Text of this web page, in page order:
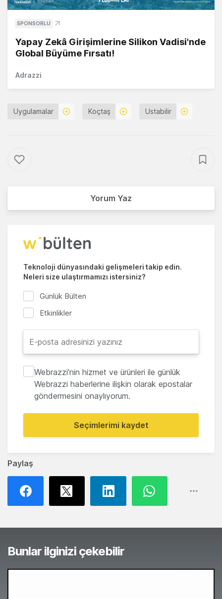
Paylaş
SPONSORLU
Yapay Zekâ Girişimlerine Silikon Vadisi'nde
Global Büyüme Fırsatı!
Adrazzi
Uygulamalar Koçtaş Ustabilir
Yorum Yaz
Teknoloji dünyasındaki gelişmeleri takip edin.
Neleri size ulaştırmamızı istersiniz?
Günlük Bülten
Etkinlikler
Webrazzi'nin hizmet ve ürünleri ile günlük
Webrazzi haberlerine ilişkin olarak epostalar
göndermesini onaylıyorum.
Seçimlerimi kaydet
Bunlar ilginizi çekebilir